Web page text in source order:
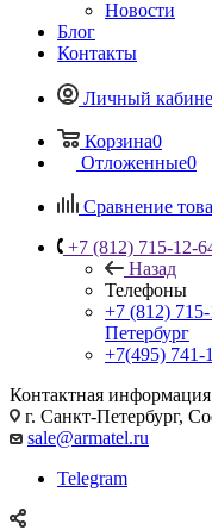
Новости
Блог
Контакты
Личный
Корзина0
Отложенные0
Сравнение
+7 (812) 715-12-
Назад
Телефоны
+7 (812)
Петербург
+7(495) 741-
Контактная информация
г. Санкт-Петербург,
sale@armatel.ru
Telegram